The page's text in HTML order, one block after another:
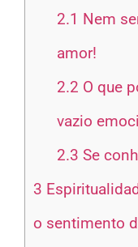
2.1 Nem
amor!
2.2 O que
vazio
2.3 Se
3
o sentimento